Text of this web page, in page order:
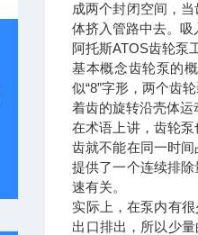
成两个封闭空间，
体挤入管路中去。吸
阿托斯ATOS齿轮泵
基本概念齿轮泵的
似“8”字形，两个齿
着齿的旋转沿壳体运
在术语上讲，齿轮
齿就不能在同一时
提供了一个连续排
速有关。
实际上，在泵内有
出口排出，所以少